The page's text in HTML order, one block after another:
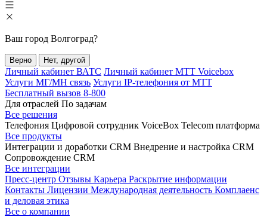
Ваш город Волгоград?
Верно Нет, другой
Личный кабинет ВАТС Личный кабинет МТТ Voicebox
Услуги МГ/МН связь Услуги IP-телефония от МТТ
Бесплатный вызов 8-800
Для отраслей По задачам
Все решения
Телефония Цифровой сотрудник VoiceBox Telecom платформа
Все продукты
Интеграции и доработки CRM Внедрение и настройка CRM
Сопровождение CRM
Все интеграции
Пресс-центр Отзывы Карьера Раскрытие информации
Контакты Лицензии Международная деятельность Комплаенс
и деловая этика
Все о компании